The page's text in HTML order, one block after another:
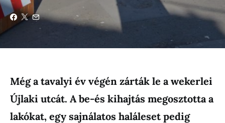
Még a tavalyi év végén zárták le a wekerlei
Újlaki utcát. A be-és kihajtás megosztotta a
lakókat, egy sajnálatos haláleset pedig